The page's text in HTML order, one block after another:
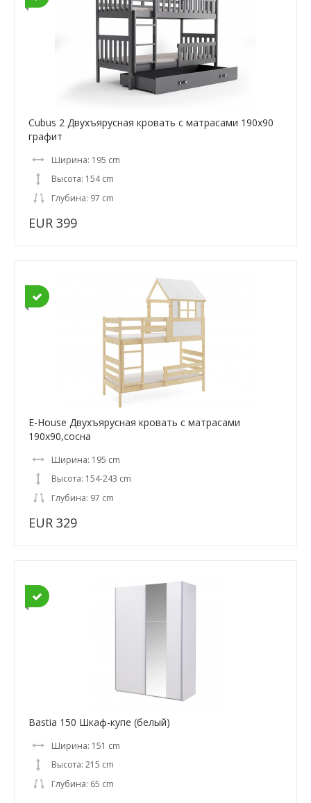
Cubus 2 Двухъярусная кровать с матрасами 190x90
графит
Ширина: 195 cm
Высота: 154 cm
Глубина: 97 cm
EUR 399
E-House Двухъярусная кровать с матрасами
190x90,сосна
Ширина: 195 cm
Высота: 154-243 cm
Глубина: 97 cm
EUR 329
Bastia 150 Шкаф-купе (белый)
Ширина: 151 cm
Высота: 215 cm
Глубина: 65 cm